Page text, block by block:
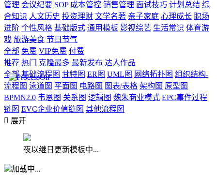
管理 会议纪要 SOP 成本管控 销售管理 面试技巧 计划总结 综
合知识 人文历史 投资理财 文学名著 亲子家庭 心理成长 职场
进阶 个性风格 基础版式 通用模板 影视综艺 生活常识 体育游
戏 旅游美食 节日节气
全部 免费 VIP免费 付费
推荐 热门 克隆最多 最新发布 达人作品
全部 基础流程图 甘特图 ER图 UML图 网络拓扑图 组织结构-
流程图 泳道图 平面图 电路图 图表/表格 架构图 原型图
BPMN2.0 韦恩图 关系图 逻辑图 魏朱商业模式 EPC事件过程
链图 EVC企业价值链图 其他流程图
 展开
夜以继日更新模板中...
加载中...